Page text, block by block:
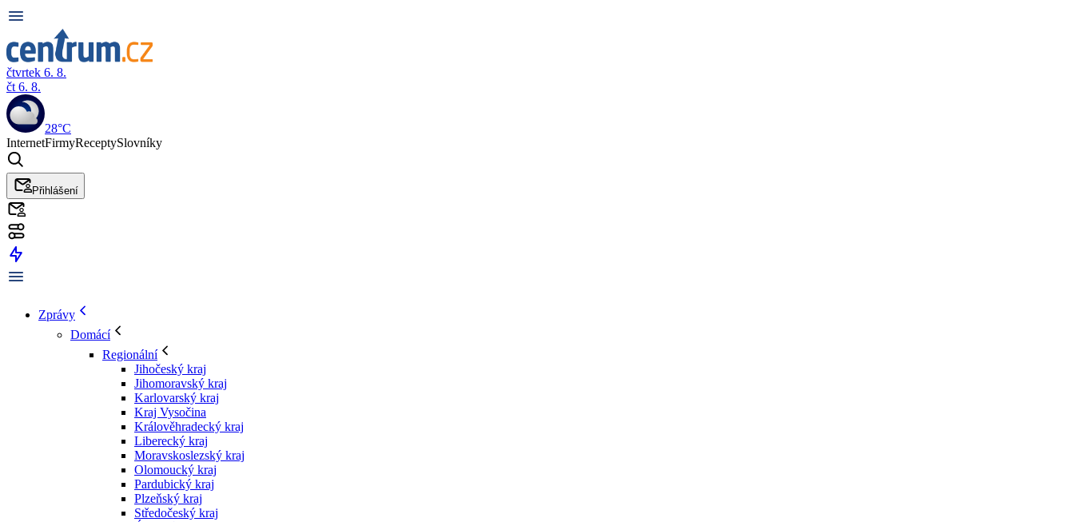
čtvrtek 6. 8.
čt 6. 8.
28°C
InternetFirmyReceptySlovníky
Přihlášení
Zprávy
Domácí
Regionální
Jihočeský kraj
Jihomoravský kraj
Karlovarský kraj
Kraj Vysočina
Králověhradecký kraj
Liberecký kraj
Moravskoslezský kraj
Olomoucký kraj
Pardubický kraj
Plzeňský kraj
Středočeský kraj